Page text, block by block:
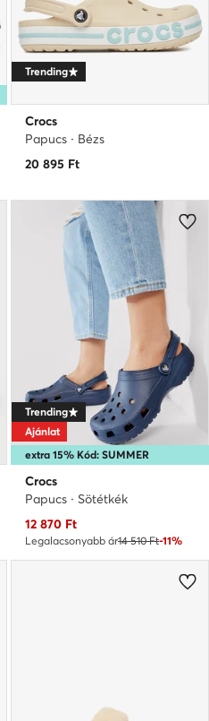
Trending
Crocs
Papucs · Bézs
20 895 Ft
extra 15% Kód: SUMMER
Trending
Ajánlat
Crocs
Papucs · Sötétkék
Aktuális ár
12 870 Ft
Legalacsonyabb ár14 510 Ft-11%